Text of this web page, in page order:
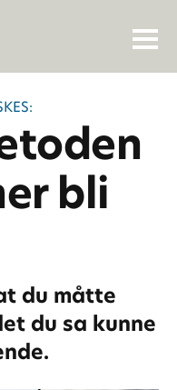
bli
du måtte
du sa kunne